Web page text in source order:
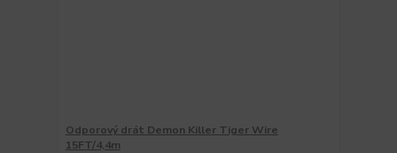
Odporový drát Demon Killer Tiger Wire
15FT/4,4m